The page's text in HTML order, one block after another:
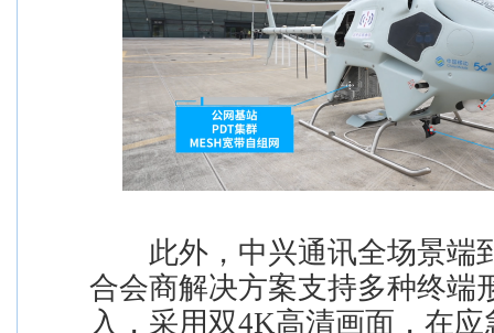
此外，中兴通讯全场景端
合会商解决方案支持多种终端
入，采用双4K高清画面，在应